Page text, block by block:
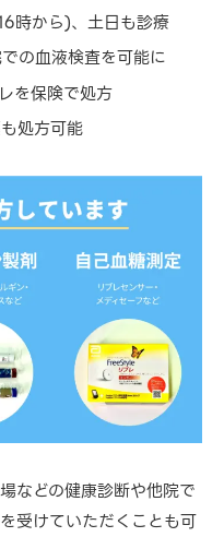
時から)、土日も診療
の血液検査を可能に
を保険で処方
処方可能
などの健康診断や他院で
受けていただくことも可